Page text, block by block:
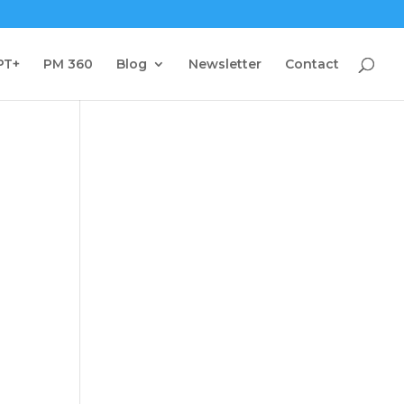
PM 360 Blog Newsletter Contact